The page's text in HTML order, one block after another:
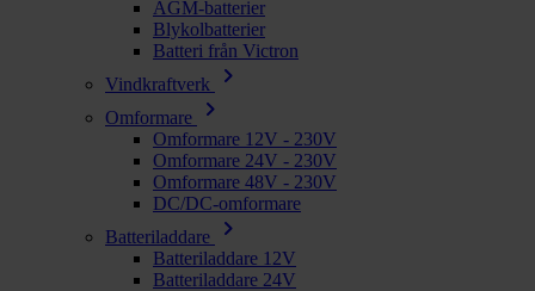
AGM-batterier
Blykolbatterier
Batteri från Victron
Vindkraftverk
chevron_right
Omformare chevron_right
Omformare 12V - 230V
Omformare 24V - 230V
Omformare 48V - 230V
DC/DC-omformare
Batteriladdare
chevron_right
Batteriladdare 12V
Batteriladdare 24V